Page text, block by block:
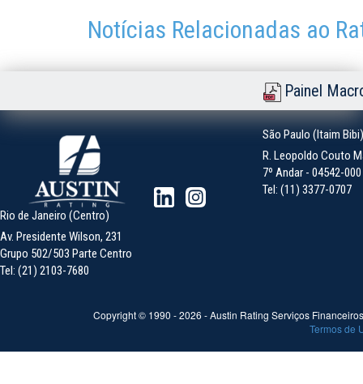
Notícias Relacionadas ao
Painel
São Paulo (Itaim Bibi)
R. Leopoldo Couto
7º Andar - 04542-
Tel: (11) 3377-0707
Rio de Janeiro (Centro)
Av. Presidente Wilson, 231
Grupo 502/503 Parte Centro
Tel: (21) 2103-7680
Copyright © 1990 -2026 - Austin Rating Serviços
Termos de